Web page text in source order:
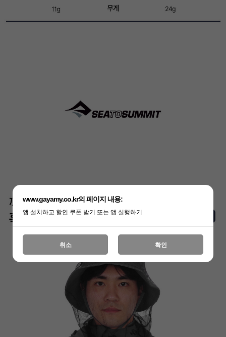
www.gayamy.co.kr의 페이지 내용:
앱 설치하고 할인 쿠폰 받기 또는 앱 실행하기
취소 확인